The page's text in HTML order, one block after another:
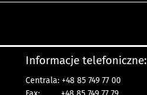
Informacje telefoniczne:
Centrala: +48 85 749 77 00